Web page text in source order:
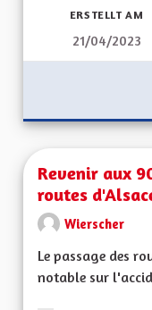
ERSTELLT AM
21/04/2023
Revenir aux
routes
Wierscher
Le passage des
notable sur